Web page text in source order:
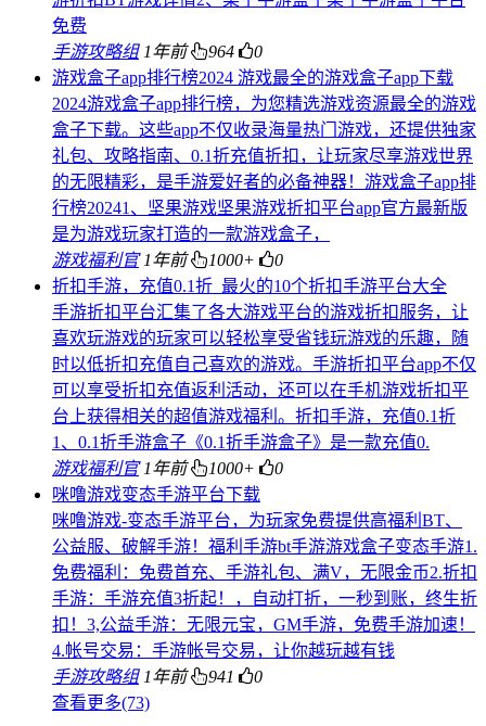
免费
手游攻略组 1年前 964
0
游戏盒子app排行榜2024 游戏最全的游戏盒子app下载
2024游戏盒子app排行榜，为您精选游戏资源最全的游戏
盒子下载。这些app不仅收录海量热门游戏，还提供独家
礼包、攻略指南、0.1折充值折扣，让玩家尽享游戏世界
的无限精彩，是手游爱好者的必备神器！游戏盒子app排
行榜20241、坚果游戏坚果游戏折扣平台app官方最新版
是为游戏玩家打造的一款游戏盒子，
游戏福利官 1年前 1000+
0
折扣手游，充值0.1折_最火的10个折扣手游平台大全
手游折扣平台汇集了各大游戏平台的游戏折扣服务，让
喜欢玩游戏的玩家可以轻松享受省钱玩游戏的乐趣，随
时以低折扣充值自己喜欢的游戏。手游折扣平台app不仅
可以享受折扣充值返利活动，还可以在手机游戏折扣平
台上获得相关的超值游戏福利。折扣手游，充值0.1折
1、0.1折手游盒子《0.1折手游盒子》是一款充值0.
游戏福利官 1年前 1000+
0
咪噜游戏变态手游平台下载
咪噜游戏-变态手游平台，为玩家免费提供高福利BT、
公益服、破解手游！福利手游bt手游游戏盒子变态手游1.
免费福利：免费首充、手游礼包、满V，无限金币2.折扣
手游：手游充值3折起！，自动打折，一秒到账，终生折
扣！3,公益手游：无限元宝，GM手游，免费手游加速！
4.帐号交易：手游帐号交易，让你越玩越有钱
手游攻略组 1年前 941
0
查看更多(73)